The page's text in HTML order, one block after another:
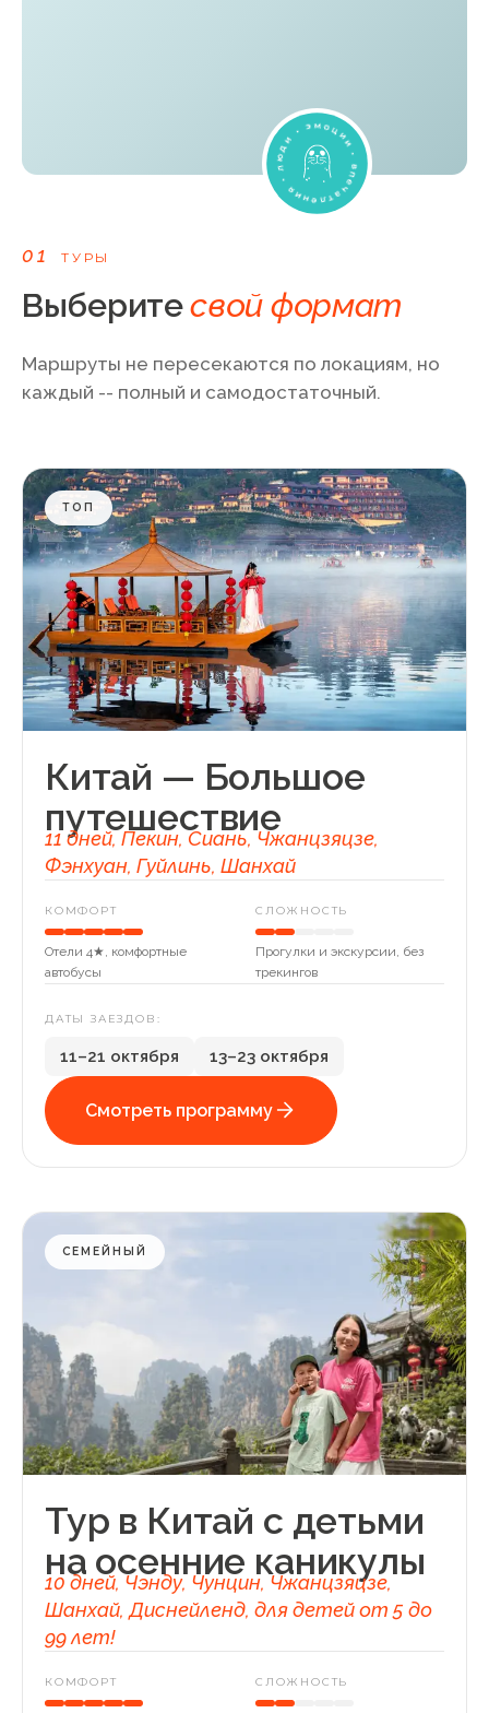
• впечатления • люди • эмоции
01 ТУРЫ
Выберитесвой формат
Маршруты не пересекаются по локациям, но
каждый -- полный и самодостаточный.
ТОП
Китай — Большое
путешествие
11 дней, Пекин, Сиань, Чжанцзяцзе,
Фэнхуан, Гуйлинь, Шанхай
КОМФОРТ
Отели 4★, комфортные
автобусы
СЛОЖНОСТЬ
Прогулки и экскурсии, без
трекингов
ДАТЫ ЗАЕЗДОВ:
11–21 октября 13–23 октября
Смотреть программу
СЕМЕЙНЫЙ
Тур в Китай с детьми
на осенние каникулы
10 дней, Чэнду, Чунцин, Чжанцзяцзе,
Шанхай, Диснейленд, для детей от 5 до
99 лет!
КОМФОРТ СЛОЖНОСТЬ